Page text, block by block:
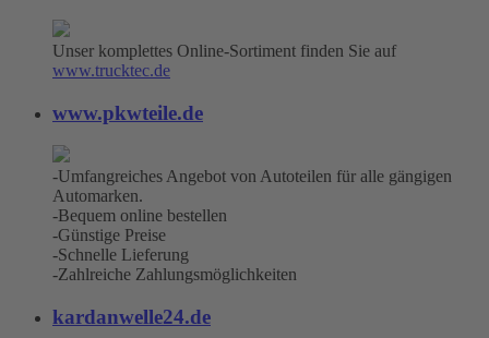
Unser komplettes Online-Sortiment finden Sie auf
www.trucktec.de
www.pkwteile.de
-Umfangreiches Angebot von Autoteilen für alle gängigen
Automarken.
-Bequem online bestellen
-Günstige Preise
-Schnelle Lieferung
-Zahlreiche Zahlungsmöglichkeiten
kardanwelle24.de